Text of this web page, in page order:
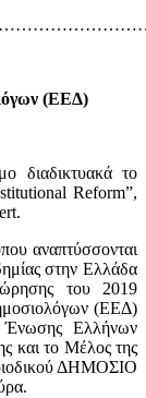
(ΕΕΔ)
διαδικτυακά το
Reform”,
αναπτύσσονται
στην Ελλάδα
του 2019
(ΕΕΔ)
Ελλήνων
και το Μέλος της
ΔΗΜΟΣΙΟ